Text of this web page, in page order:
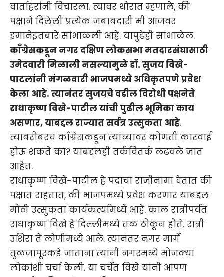
वार्ताहरांनी विचारला. त्यावर थोरात म्हणाले, की
पक्षाने दिलेली प्रत्येक जबाबदारी मी आजवर
इमानेइतबारे सांभाळली आहे. यापुढेही सांभाळेल.
काँग्रेसकडून नगर दक्षिण लोकसभा मतदारसंघासाठी
उमेदवारी मिळाली नसल्यामुळे डॉ. सुजय विखे-
पाटलांनी मंगळवारी भाजपमध्ये अधिकृतपणे प्रवेश
केला आहे. त्यानंतर सुजयचे वडील विरोधी पक्षनेते
राधाकृष्ण विखे-पाटील यांची पुढील भूमिका काय
असणार, याबद्दल राज्यात सर्वत्र उत्सुकता आहे.
त्याबरोबरच काँग्रेसकडून त्यांच्यावर कोणती कारवाई
होऊ शकते का? याबद्दलही तर्कवितर्क लढवले जात
आहेत.
राधाकृष्ण विखे-पाटील हे पदाचा राजीनामा देतात की
पक्षात राहतात, की भाजपमध्ये प्रवेश करणार याबद्दल
मोठी उत्सुकता कार्यकर्त्यांमध्ये आहे. काल रात्रीपर्यंत
राधाकृष्ण विखे हे दिल्लीमध्ये तळ ठोकून होते. रात्री
उशिरा ते लोणीमध्ये आले. त्यानंतर नगर मार्गे
तुळजापूरकडे जाताना त्यांनी नगरमध्ये मोजक्या
लोकांशी चर्चा केली. या चर्चेत विखे यांनी आपण